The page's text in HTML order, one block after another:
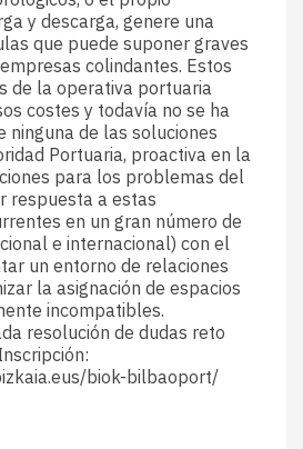
y descarga, genere una
que puede suponer graves
colindantes. Estos
de la operativa portuaria
costes y todavía no se ha
ninguna de las soluciones
Portuaria, proactiva en la
para los problemas del
respuesta a estas
en un gran número de
e internacional) con el
un entorno de relaciones
la asignación de espacios
incompatibles.
resolución de dudas reto
biok-bilbaoport/